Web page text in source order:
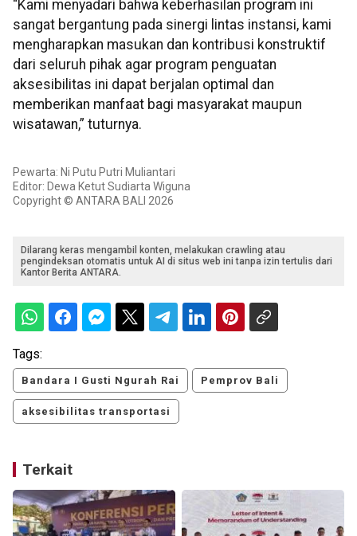
“Kami menyadari bahwa keberhasilan program ini
sangat bergantung pada sinergi lintas instansi, kami
mengharapkan masukan dan kontribusi konstruktif
dari seluruh pihak agar program penguatan
aksesibilitas ini dapat berjalan optimal dan
memberikan manfaat bagi masyarakat maupun
wisatawan,” tuturnya.
Pewarta: Ni Putu Putri Muliantari
Editor: Dewa Ketut Sudiarta Wiguna
Copyright © ANTARA BALI 2026
Dilarang keras mengambil konten, melakukan crawling atau
pengindeksan otomatis untuk AI di situs web ini tanpa izin tertulis dari
Kantor Berita ANTARA.
Tags:
Bandara I Gusti Ngurah Rai Pemprov Bali
aksesibilitas transportasi
Terkait